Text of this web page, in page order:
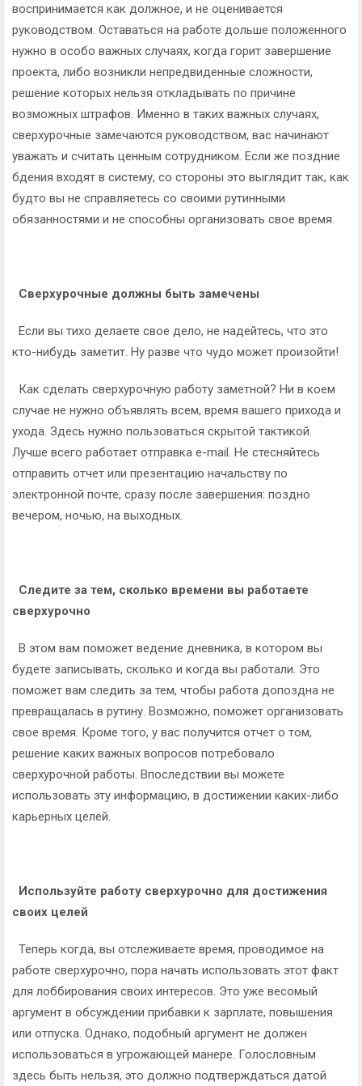
воспринимается как должное, и не оценивается
руководством. Оставаться на работе дольше положенного
нужно в особо важных случаях, когда горит завершение
проекта, либо возникли непредвиденные сложности,
решение которых нельзя откладывать по причине
возможных штрафов. Именно в таких важных случаях,
сверхурочные замечаются руководством, вас начинают
уважать и считать ценным сотрудником. Если же поздние
бдения входят в систему, со стороны это выглядит так, как
будто вы не справляетесь со своими рутинными
обязанностями и не способны организовать свое время.
Сверхурочные должны быть замечены
Если вы тихо делаете свое дело, не надейтесь, что это
кто-нибудь заметит. Ну разве что чудо может произойти!
Как сделать сверхурочную работу заметной? Ни в коем
случае не нужно объявлять всем, время вашего прихода и
ухода. Здесь нужно пользоваться скрытой тактикой.
Лучше всего работает отправка e-mail. Не стесняйтесь
отправить отчет или презентацию начальству по
электронной почте, сразу после завершения: поздно
вечером, ночью, на выходных.
Следите за тем, сколько времени вы работаете
сверхурочно
В этом вам поможет ведение дневника, в котором вы
будете записывать, сколько и когда вы работали. Это
поможет вам следить за тем, чтобы работа допоздна не
превращалась в рутину. Возможно, поможет организовать
свое время. Кроме того, у вас получится отчет о том,
решение каких важных вопросов потребовало
сверхурочной работы. Впоследствии вы можете
использовать эту информацию, в достижении каких-либо
карьерных целей.
Используйте работу сверхурочно для достижения
своих целей
Теперь когда, вы отслеживаете время, проводимое на
работе сверхурочно, пора начать использовать этот факт
для лоббирования своих интересов. Это уже весомый
аргумент в обсуждении прибавки к зарплате, повышения
или отпуска. Однако, подобный аргумент не должен
использоваться в угрожающей манере. Голословным
здесь быть нельзя, это должно подтверждаться датой